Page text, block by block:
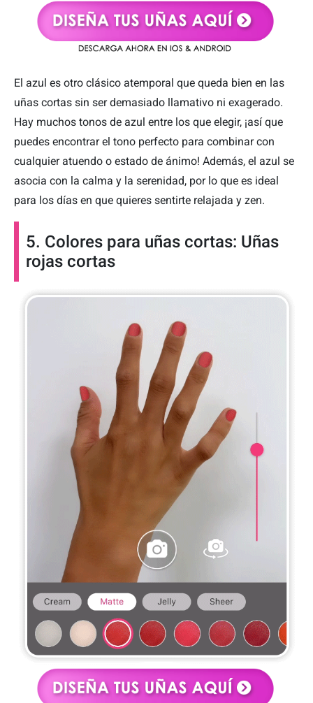
El azul es otro clásico atemporal que queda bien en las
uñas cortas sin ser demasiado llamativo ni exagerado.
Hay muchos tonos de azul entre los que elegir, ¡así que
puedes encontrar el tono perfecto para combinar con
cualquier atuendo o estado de ánimo! Además, el azul se
asocia con la calma y la serenidad, por lo que es ideal
para los días en que quieres sentirte relajada y zen.
5. Colores para uñas cortas: Uñas
rojas cortas